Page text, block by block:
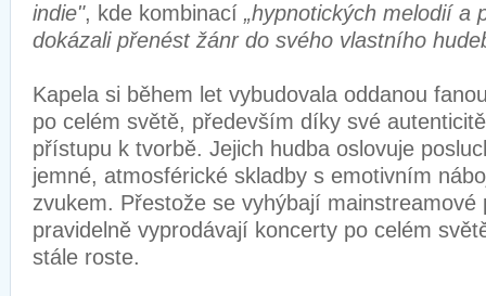
indie", kde kombinací „hypnotických melodií a
dokázali přenést žánr do svého vlastního
Kapela si během let vybudovala oddanou
po celém světě, především díky své
přístupu k tvorbě. Jejich hudba oslovuje
jemné, atmosférické skladby s emotivním
zvukem. Přestože se vyhýbají mainstreamové
pravidelně vyprodávají koncerty po celém
stále roste.